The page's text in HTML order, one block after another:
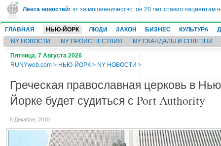
Лента новостей:
в тюрьму на 10 лет за мошенничество: он 20 лет ставил пациентам
ГЛАВНАЯ НЬЮ-ЙОРК ЛЮДИ ЗАКОН БИЗНЕС КУЛЬТУРА
NY НОВОСТИ
NY ПРОИСШЕСТВИЯ NY СКАНДАЛЫ И СПЛЕТНИ
Пятница, 7 Августа 2026
RUNYweb.com > НЬЮ-ЙОРК > NY НОВОСТИ >
Греческая православная церковь в
Йорке будет судиться с Port Authority
8 Декабря, 2010